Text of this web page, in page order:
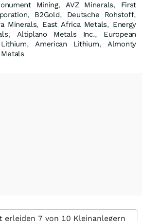
Mining,AVZ Minerals, First
, B2Gold, Deutsche Rohstoff,
Minerals, East Africa Metals, Energy
, Altiplano Metals Inc., European
,American Lithium,Almonty
erleiden 7 von 10 Kleinanlegern